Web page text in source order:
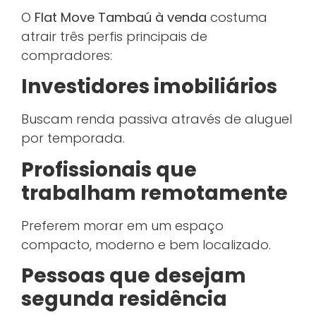
O Flat Move Tambaú à venda costuma
atrair três perfis principais de
compradores:
Investidores imobiliários
Buscam renda passiva através de aluguel
por temporada.
Profissionais que
trabalham remotamente
Preferem morar em um espaço
compacto, moderno e bem localizado.
Pessoas que desejam
segunda residência